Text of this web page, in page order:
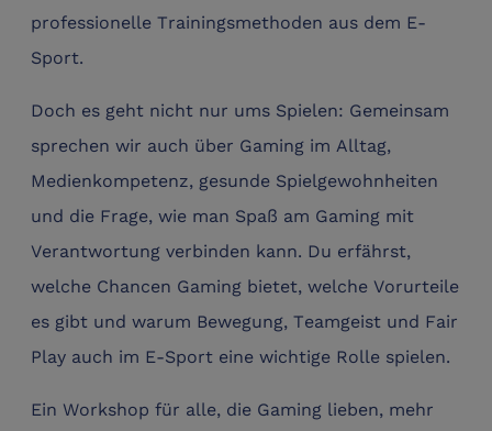
professionelle Trainingsmethoden aus dem E-
Sport.
Doch es geht nicht nur ums Spielen: Gemeinsam
sprechen wir auch über Gaming im Alltag,
Medienkompetenz, gesunde Spielgewohnheiten
und die Frage, wie man Spaß am Gaming mit
Verantwortung verbinden kann. Du erfährst,
welche Chancen Gaming bietet, welche Vorurteile
es gibt und warum Bewegung, Teamgeist und Fair
Play auch im E-Sport eine wichtige Rolle spielen.
Ein Workshop für alle, die Gaming lieben, mehr